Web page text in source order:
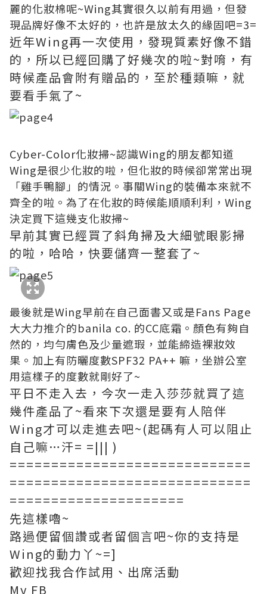
麗的化妝棉呢~Wing其實很久以前有用過，但發
現品牌好像不太好的，也許是放太久的緣固吧=3=
近年Wing再一次使用，發現質素好像不錯
的，所以已經回購了好幾次的啦~對唷，有
時候產品會附有贈品的，至於種類嘛，就
要看手氣了~
Cyber-Color化妝掃~認識Wing的朋友都知道
Wing是很少化妝的啦，但化妝的時候卻常常出現
「雞手鴨腳」的情況。事關Wing的裝備本來就不
齊全的啦。為了在化妝的時候能順順利利，Wing
決定買下這幾支化妝掃~
早前其實已經買了斜角掃及大細號眼影掃
的啦，哈哈，快要儲齊一整套了~
最後就是Wing早前在自己面書又或是Fans Page
大大力推介的banila co. 的CC底霜。顏色有夠自
然的，均勻膚色及少量遮瑕，並能締造裸妝效
果。加上有防曬度數SPF32 PA++ 嘛，坐辦公室
用這樣子的度數就剛好了~
平日不走入去，今次一走入莎莎就買了這
幾件產品了~看來下次還是要有人陪伴
Wing才可以走進去吧~(起碼有人可以阻止
自己嘛…汗= =||| )
=============================
=============================
=====================
先這樣嚕~
路過便留個讚或者留個言吧~你的支持是
Wing的動力丫~=]
歡迎找我合作試用、出席活動
My FB